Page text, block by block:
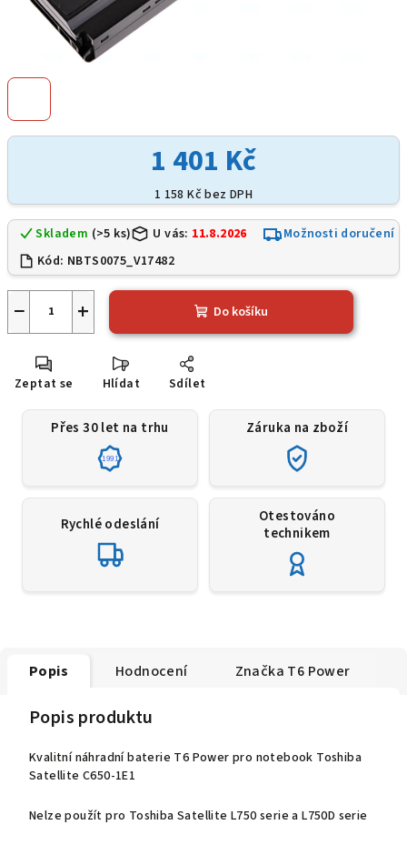
1 401 Kč
1 158 Kč bez DPH
Skladem (>5 ks) U vás: 11.8.2026
Možnosti doručení
Kód: NBTS0075_V17482
+
− Do košíku
Zeptat se Hlídat Sdílet
Přes 30 let na trhu
1991
Záruka na zboží
Rychlé odeslání
Otestováno
technikem
Popis Hodnocení Značka T6 Power
Popis produktu
Kvalitní náhradní baterie T6 Power pro notebook Toshiba
Satellite C650-1E1
Nelze použít pro Toshiba Satellite L750 serie a L750D serie